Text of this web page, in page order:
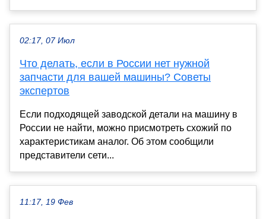
02:17, 07 Июл
Что делать, если в России нет нужной
запчасти для вашей машины? Советы
экспертов
Если подходящей заводской детали на машину в
России не найти, можно присмотреть схожий по
характеристикам аналог. Об этом сообщили
представители сети...
11:17, 19 Фев